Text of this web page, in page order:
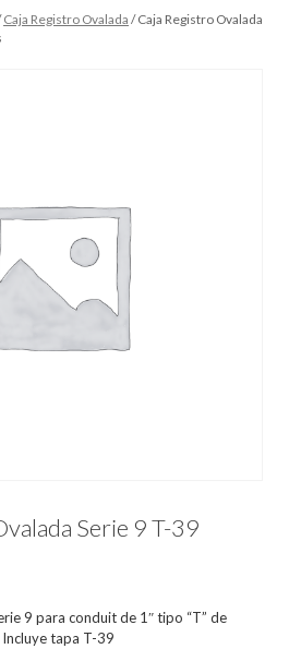
Caja Registro Ovalada / Caja Registro Ovalada
Serie 9 T-39
9 para conduit de 1″ tipo “T” de
tapa T-39